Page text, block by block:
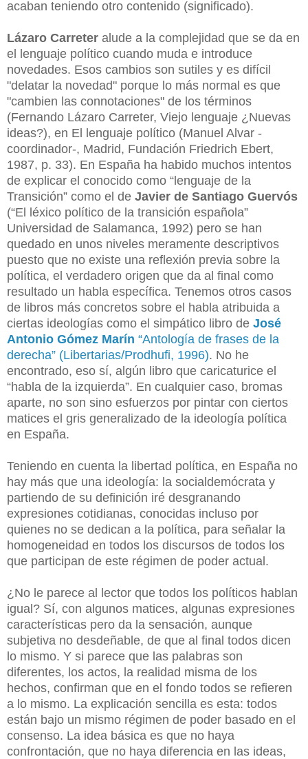
acaban teniendo otro contenido (significado).
Lázaro Carreter alude a la complejidad que se da en
el lenguaje político cuando muda e introduce
novedades. Esos cambios son sutiles y es difícil
"delatar la novedad" porque lo más normal es que
"cambien las connotaciones" de los términos
(Fernando Lázaro Carreter, Viejo lenguaje ¿Nuevas
ideas?), en El lenguaje político (Manuel Alvar -
coordinador-, Madrid, Fundación Friedrich Ebert,
1987, p. 33). En España ha habido muchos intentos
de explicar el conocido como “lenguaje de la
Transición” como el de Javier de Santiago Guervós
(“El léxico político de la transición española”
Universidad de Salamanca, 1992) pero se han
quedado en unos niveles meramente descriptivos
puesto que no existe una reflexión previa sobre la
política, el verdadero origen que da al final como
resultado un habla específica. Tenemos otros casos
de libros más concretos sobre el habla atribuida a
ciertas ideologías como el simpático libro de José
Antonio Gómez Marín “Antología de frases de la
derecha” (Libertarias/Prodhufi, 1996). No he
encontrado, eso sí, algún libro que caricaturice el
“habla de la izquierda”. En cualquier caso, bromas
aparte, no son sino esfuerzos por pintar con ciertos
matices el gris generalizado de la ideología política
en España.
Teniendo en cuenta la libertad política, en España no
hay más que una ideología: la socialdemócrata y
partiendo de su definición iré desgranando
expresiones cotidianas, conocidas incluso por
quienes no se dedican a la política, para señalar la
homogeneidad en todos los discursos de todos los
que participan de este régimen de poder actual.
¿No le parece al lector que todos los políticos hablan
igual? Sí, con algunos matices, algunas expresiones
características pero da la sensación, aunque
subjetiva no desdeñable, de que al final todos dicen
lo mismo. Y si parece que las palabras son
diferentes, los actos, la realidad misma de los
hechos, confirman que en el fondo todos se refieren
a lo mismo. La explicación sencilla es esta: todos
están bajo un mismo régimen de poder basado en el
consenso. La idea básica es que no haya
confrontación, que no haya diferencia en las ideas,